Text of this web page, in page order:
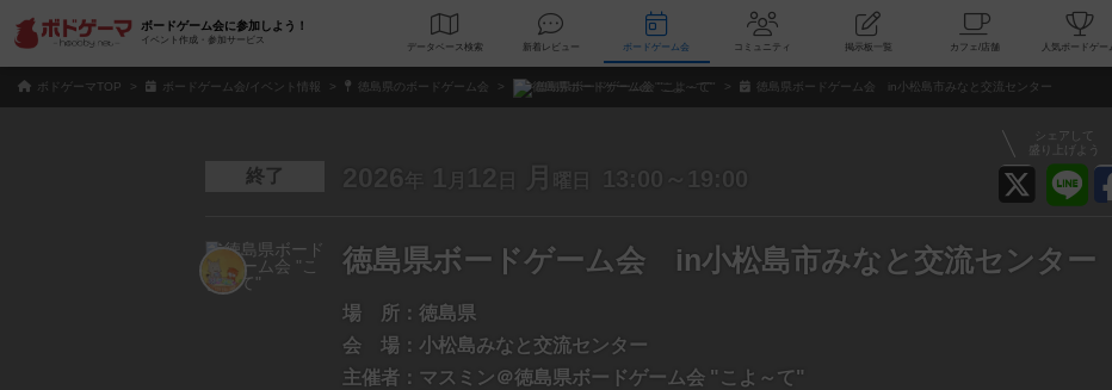
ボードゲーム会に参加しよう！
イベント作成・参加サービス
データベース 検索 新着レビュー ボードゲーム会 コミュニティ 掲示板一覧 カフェ/店舗
ボドゲーマTOP ボードゲーム会/イベント情報 徳島県のボードゲーム会 徳島県ボードゲーム会 "こよ～て" 徳島県ボードゲーム会 in小松島市みなと交流センター
シェアして
盛り上げよう
終了 2026 年 1 月 12 日 月 曜日 13:00～19:00
徳島県ボードゲーム会 in小松島市みなと交流センター
場 所： 徳島県
会 場： 小松島みなと交流センター
主催者： マスミン＠徳島県ボードゲーム会 "こよ～て"